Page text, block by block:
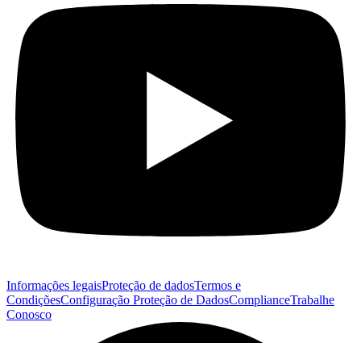
Informações legaisProteção de dadosTermos e
CondiçõesConfiguração Proteção de DadosComplianceTrabalhe
Conosco